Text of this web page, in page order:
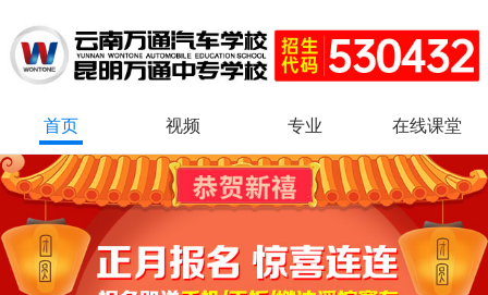
首页 视频 专业 在线课堂